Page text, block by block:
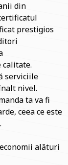
din
prestigios
serviciile
nivel.
ta va fi
ceea ce este
alături